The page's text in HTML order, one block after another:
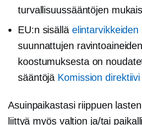
turvallisuussääntöjen
EU:n sisällä elintarvikkeiden
suunnattujen ravintoaineiden
koostumuksesta on
sääntöjä Komission
Asuinpaikastasi riippuen
liittyä myös valtion ja/tai